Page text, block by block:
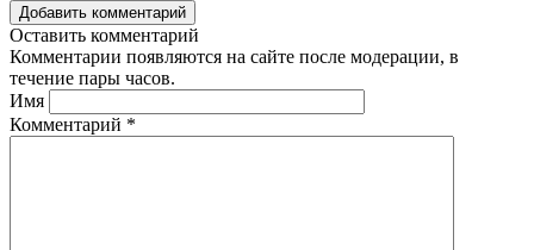
Добавить комментарий
Оставить комментарий
Комментарии появляются на сайте после модерации, в
течение пары часов.
Имя
Комментарий *